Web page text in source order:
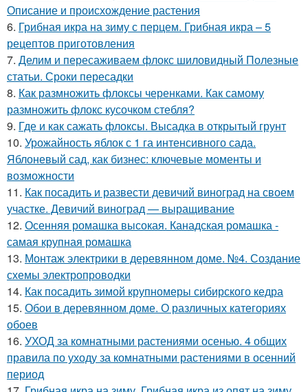
Описание и происхождение растения
6. Грибная икра на зиму с перцем. Грибная икра – 5
рецептов приготовления
7. Делим и пересаживаем флокс шиловидный Полезные
статьи. Сроки пересадки
8. Как размножить флоксы черенками. Как самому
размножить флокс кусочком стебля?
9. Где и как сажать флоксы. Высадка в открытый грунт
10. Урожайность яблок с 1 га интенсивного сада.
Яблоневый сад, как бизнес: ключевые моменты и
возможности
11. Как посадить и развести девичий виноград на своем
участке. Девичий виноград — выращивание
12. Осенняя ромашка высокая. Канадская ромашка -
самая крупная ромашка
13. Монтаж электрики в деревянном доме. №4. Создание
схемы электропроводки
14. Как посадить зимой крупномеры сибирского кедра
15. Обои в деревянном доме. О различных категориях
обоев
16. УХОД за комнатными растениями осенью. 4 общих
правила по уходу за комнатными растениями в осенний
период